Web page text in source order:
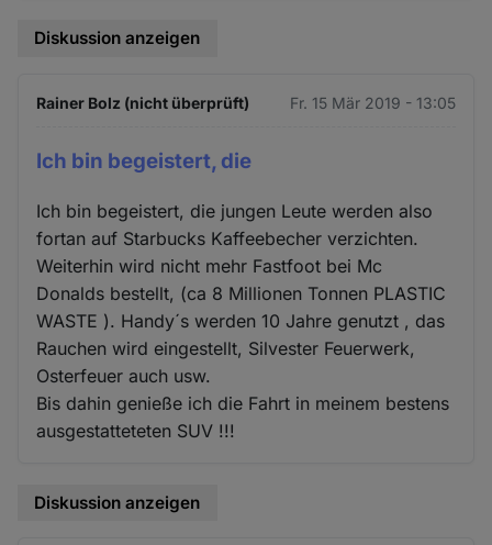
Diskussion anzeigen
Rainer Bolz (nicht überprüft) Fr. 15 Mär 2019 - 13:05
Ich bin begeistert, die
Ich bin begeistert, die jungen Leute werden also
fortan auf Starbucks Kaffeebecher verzichten.
Weiterhin wird nicht mehr Fastfoot bei Mc
Donalds bestellt, (ca 8 Millionen Tonnen PLASTIC
WASTE ). Handy´s werden 10 Jahre genutzt , das
Rauchen wird eingestellt, Silvester Feuerwerk,
Osterfeuer auch usw.
Bis dahin genieße ich die Fahrt in meinem bestens
ausgestatteteten SUV !!!
Diskussion anzeigen